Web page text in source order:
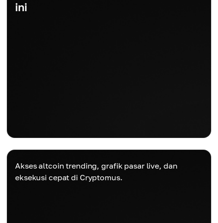
ini
Akses altcoin trending, grafik pasar live, dan
eksekusi cepat di Cryptomus.